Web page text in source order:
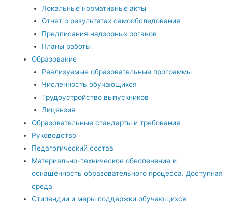
Локальные нормативные акты
Отчет о результатах самообследования
Предписания надзорных органов
Планы работы
Образование
Реализуемые образовательные программы
Численность обучающихся
Трудоустройство выпускников
Лицензия
Образовательные стандарты и требования
Руководство
Педагогический состав
Материально-техническое обеспечение и
оснащённость образовательного процесса. Доступная
среда
Стипендии и меры поддержки обучающихся